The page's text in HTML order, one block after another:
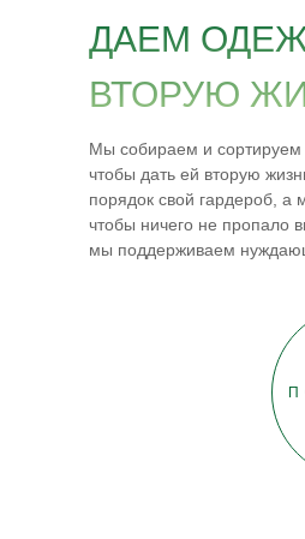
Мы собираем и сортируем
чтобы дать ей вторую
порядок свой гардероб, а
чтобы ничего не пропало
мы поддерживаем
ДАЕМ
ВТОРУЮ